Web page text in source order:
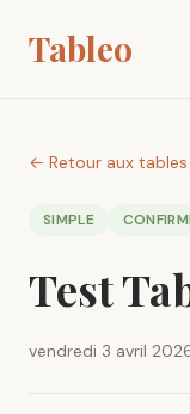
Tableo
← Retour aux tables
SIMPLE
Test
vendredi 3 avril